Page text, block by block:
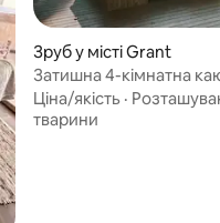
Зруб у місті Grant
Затишна 4-кімнатна
гідромасажною ванною
Маскегон
Ціна/якість ·
тварини